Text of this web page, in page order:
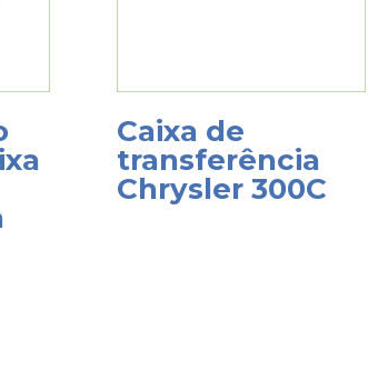
Caixa de
transferência
Chrysler 300C